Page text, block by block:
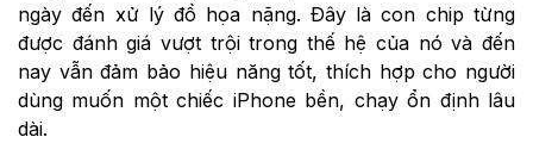
ngày đến xử lý đồ họa nặng. Đây là con chip từng
được đánh giá vượt trội trong thế hệ của nó và đến
nay vẫn đảm bảo hiệu năng tốt, thích hợp cho người
dùng muốn một chiếc iPhone bền, chạy ổn định lâu
dài.